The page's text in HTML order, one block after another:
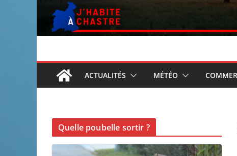
ACTUALITÉS MÉTÉO
Quelle poubelle sortir ?